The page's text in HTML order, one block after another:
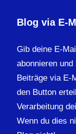
Blog via E-
Gib deine E-
abonnieren
Beiträge via E-
den Button
Verarbeitung
Wenn du dies